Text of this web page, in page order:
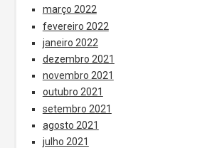
março 2022
fevereiro 2022
janeiro 2022
dezembro 2021
novembro 2021
outubro 2021
setembro 2021
agosto 2021
julho 2021